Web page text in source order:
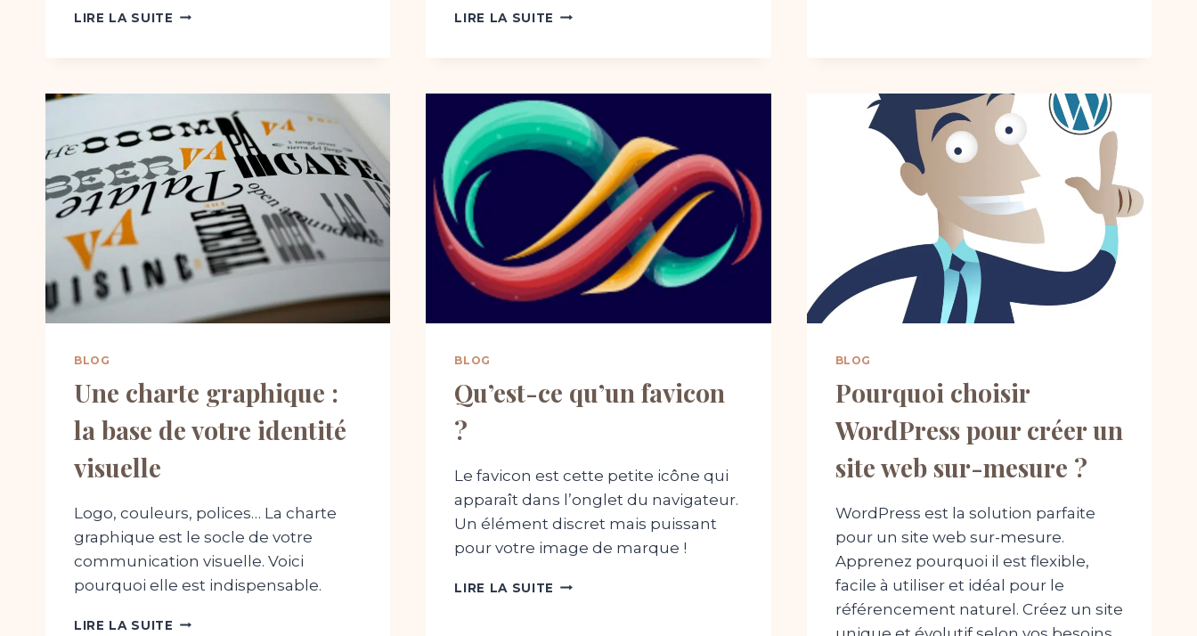
LIRE LA SUITE RGPD
SOLOPRENEUR
DOIT
SAVOIR
POUR
RESTER
EN
RÈGLE
LIRE LA SUITE LES
TRANSFORMER
UN
VISITEUR
EN
CLIENT
FRIENDLY
?
BLOG
Une charte graphique :
la base de votre identité
visuelle
Logo, couleurs, polices… La charte
graphique est le socle de votre
communication visuelle. Voici
pourquoi elle est indispensable.
LIRE LA SUITE UNE
BLOG
Qu’est-ce qu’un favicon
?
Le favicon est cette petite icône qui
apparaît dans l’onglet du navigateur.
Un élément discret mais puissant
pour votre image de marque !
LIRE LA SUITE QU’EST-
BLOG
Pourquoi choisir
WordPress pour créer un
site web sur-mesure ?
WordPress est la solution parfaite
pour un site web sur-mesure.
Apprenez pourquoi il est flexible,
facile à utiliser et idéal pour le
référencement naturel. Créez un site